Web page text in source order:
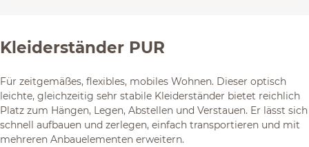
Kleiderständer PUR
Für zeitgemäßes, flexibles, mobiles Wohnen. Dieser optisch
leichte, gleichzeitig sehr stabile Kleiderständer bietet reichlich
Platz zum Hängen, Legen, Abstellen und Verstauen. Er lässt sich
schnell aufbauen und zerlegen, einfach transportieren und mit
mehreren Anbauelementen erweitern.